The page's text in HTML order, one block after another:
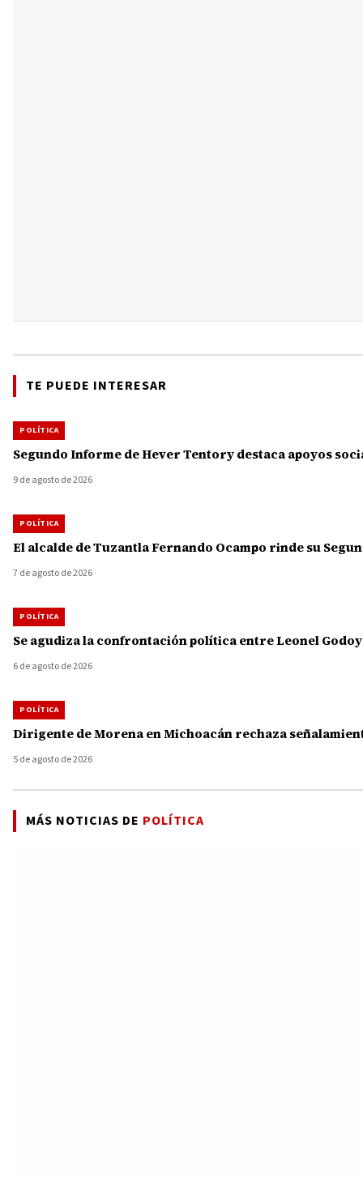
TE PUEDE INTERESAR
POLÍTICA
Segundo Informe de Hever Tentory destaca apoyos
9 de agosto de 2026
POLÍTICA
El alcalde de Tuzantla Fernando Ocampo rinde su
7 de agosto de 2026
POLÍTICA
Se agudiza la confrontación política entre Leonel
6 de agosto de 2026
POLÍTICA
Dirigente de Morena en Michoacán rechaza
5 de agosto de 2026
MÁS NOTICIAS DE POLÍTICA